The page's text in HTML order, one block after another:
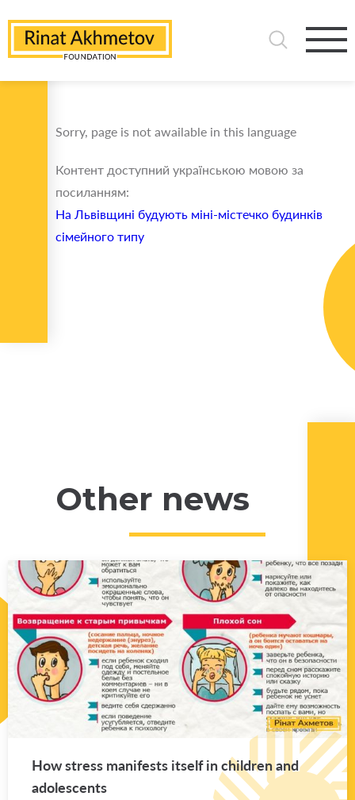
Sorry, page is not awailable in this language
Контент доступний українською мовою за
посиланням:
На Львівщині будують міні-містечко будинків
сімейного типу
Other news
How stress man­i­fests it­self in chil­dren and
ado­les­cents